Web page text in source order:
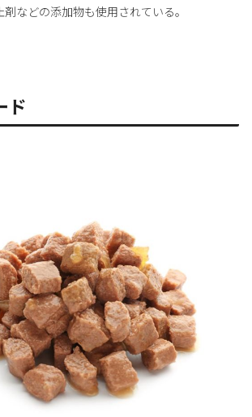
剤などの添加物も使用されている。
ド